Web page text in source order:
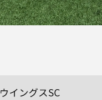
ウイングスSC